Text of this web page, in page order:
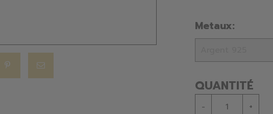
Metaux:
QUANTITÉ
- +